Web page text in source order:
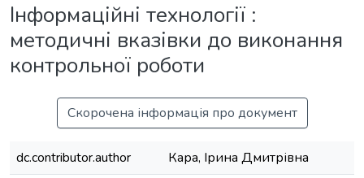
Інформаційні технології :
методичні вказівки до виконання
контрольної роботи
Скорочена інформація про документ
dc.contributor.author
Кара, Ірина Дмитрівна